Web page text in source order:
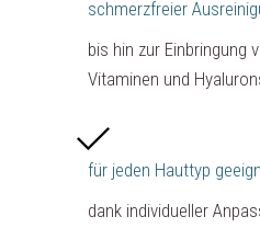
schmerzfreier
bis hin zur Einbringung
Vitaminen und
für jeden Hauttyp
dank individueller